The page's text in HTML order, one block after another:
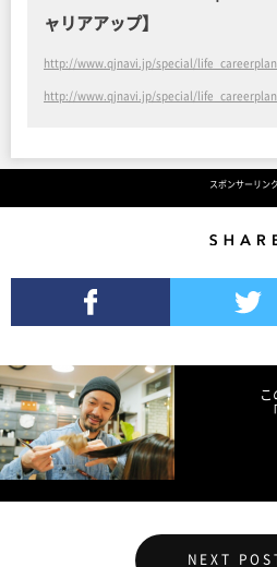
ャリアアップ】
http://www.qjnavi.jp/special/
http://www.qjnavi.jp/special/
スポンサーリンク
こ
NEXT